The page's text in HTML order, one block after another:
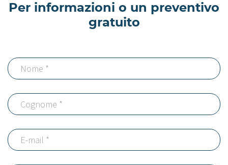
Per informazioni o un preventivo
gratuito